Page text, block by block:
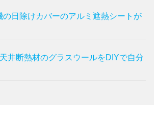
の日除けカバーのアルミ遮熱シートが
井断熱材のグラスウールをDIYで自分